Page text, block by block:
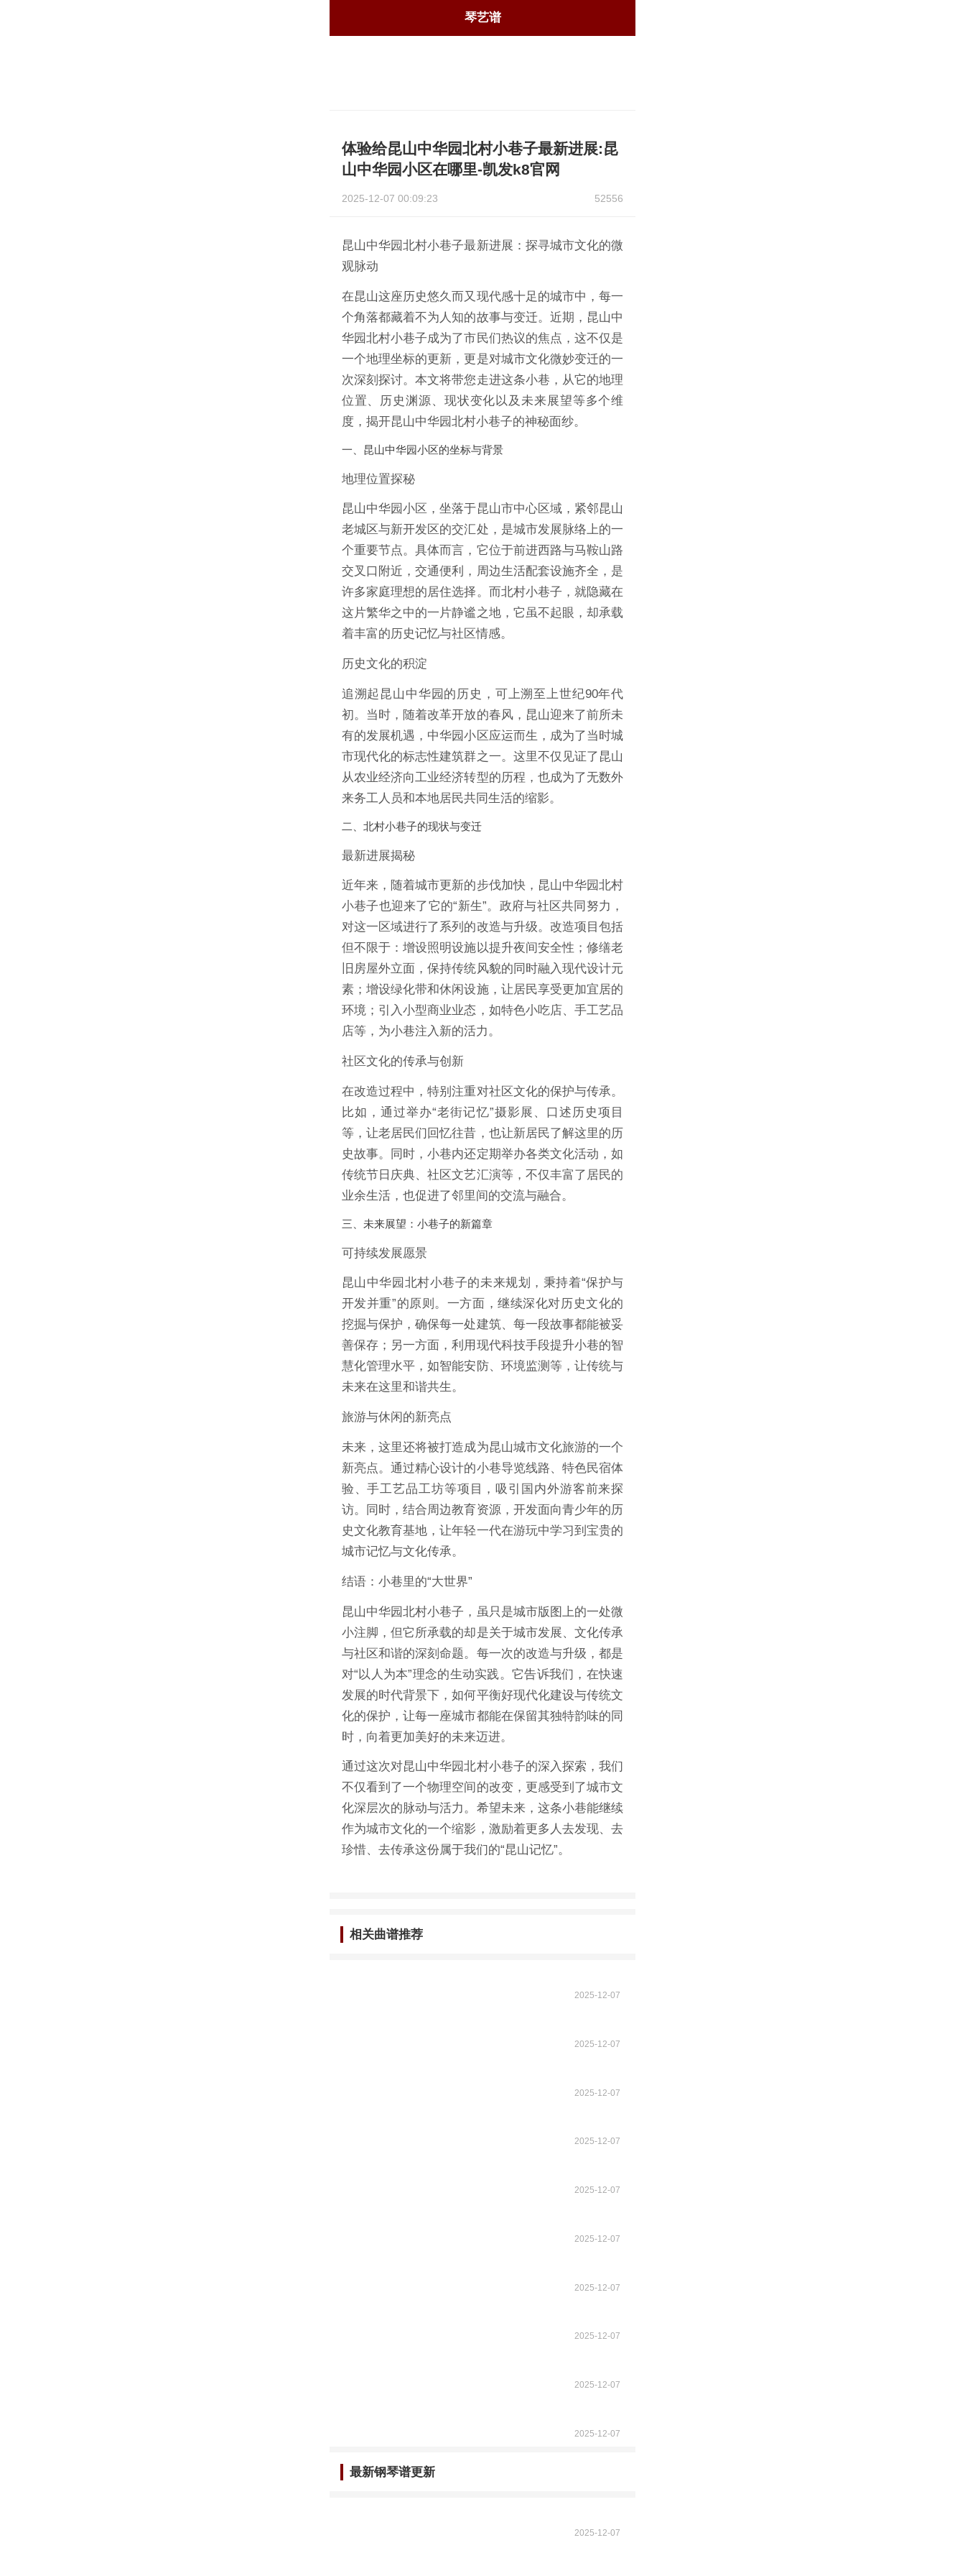
琴艺谱
体验给昆山中华园北村小巷子最新进展:昆
山中华园小区在哪里-凯发k8官网
2025-12-07 00:09:23 52556
昆山中华园北村小巷子最新进展：探寻城市文化的微
观脉动
在昆山这座历史悠久而又现代感十足的城市中，每一
个角落都藏着不为人知的故事与变迁。近期，昆山中
华园北村小巷子成为了市民们热议的焦点，这不仅是
一个地理坐标的更新，更是对城市文化微妙变迁的一
次深刻探讨。本文将带您走进这条小巷，从它的地理
位置、历史渊源、现状变化以及未来展望等多个维
度，揭开昆山中华园北村小巷子的神秘面纱。
一、昆山中华园小区的坐标与背景
地理位置探秘
昆山中华园小区，坐落于昆山市中心区域，紧邻昆山
老城区与新开发区的交汇处，是城市发展脉络上的一
个重要节点。具体而言，它位于前进西路与马鞍山路
交叉口附近，交通便利，周边生活配套设施齐全，是
许多家庭理想的居住选择。而北村小巷子，就隐藏在
这片繁华之中的一片静谧之地，它虽不起眼，却承载
着丰富的历史记忆与社区情感。
历史文化的积淀
追溯起昆山中华园的历史，可上溯至上世纪90年代
初。当时，随着改革开放的春风，昆山迎来了前所未
有的发展机遇，中华园小区应运而生，成为了当时城
市现代化的标志性建筑群之一。这里不仅见证了昆山
从农业经济向工业经济转型的历程，也成为了无数外
来务工人员和本地居民共同生活的缩影。
二、北村小巷子的现状与变迁
最新进展揭秘
近年来，随着城市更新的步伐加快，昆山中华园北村
小巷子也迎来了它的“新生”。政府与社区共同努力，
对这一区域进行了系列的改造与升级。改造项目包括
但不限于：增设照明设施以提升夜间安全性；修缮老
旧房屋外立面，保持传统风貌的同时融入现代设计元
素；增设绿化带和休闲设施，让居民享受更加宜居的
环境；引入小型商业业态，如特色小吃店、手工艺品
店等，为小巷注入新的活力。
社区文化的传承与创新
在改造过程中，特别注重对社区文化的保护与传承。
比如，通过举办“老街记忆”摄影展、口述历史项目
等，让老居民们回忆往昔，也让新居民了解这里的历
史故事。同时，小巷内还定期举办各类文化活动，如
传统节日庆典、社区文艺汇演等，不仅丰富了居民的
业余生活，也促进了邻里间的交流与融合。
三、未来展望：小巷子的新篇章
可持续发展愿景
昆山中华园北村小巷子的未来规划，秉持着“保护与
开发并重”的原则。一方面，继续深化对历史文化的
挖掘与保护，确保每一处建筑、每一段故事都能被妥
善保存；另一方面，利用现代科技手段提升小巷的智
慧化管理水平，如智能安防、环境监测等，让传统与
未来在这里和谐共生。
旅游与休闲的新亮点
未来，这里还将被打造成为昆山城市文化旅游的一个
新亮点。通过精心设计的小巷导览线路、特色民宿体
验、手工艺品工坊等项目，吸引国内外游客前来探
访。同时，结合周边教育资源，开发面向青少年的历
史文化教育基地，让年轻一代在游玩中学习到宝贵的
城市记忆与文化传承。
结语：小巷里的“大世界”
昆山中华园北村小巷子，虽只是城市版图上的一处微
小注脚，但它所承载的却是关于城市发展、文化传承
与社区和谐的深刻命题。每一次的改造与升级，都是
对“以人为本”理念的生动实践。它告诉我们，在快速
发展的时代背景下，如何平衡好现代化建设与传统文
化的保护，让每一座城市都能在保留其独特韵味的同
时，向着更加美好的未来迈进。
通过这次对昆山中华园北村小巷子的深入探索，我们
不仅看到了一个物理空间的改变，更感受到了城市文
化深层次的脉动与活力。希望未来，这条小巷能继续
作为城市文化的一个缩影，激励着更多人去发现、去
珍惜、去传承这份属于我们的“昆山记忆”。
相关曲谱推荐
2025-12-07
2025-12-07
2025-12-07
2025-12-07
2025-12-07
2025-12-07
2025-12-07
2025-12-07
2025-12-07
2025-12-07
最新钢琴谱更新
2025-12-07